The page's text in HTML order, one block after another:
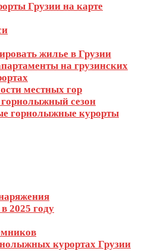
Грузии на карте
жилье в Грузии
на грузинских
местных гор
горнолыжный сезон
горнолыжные курорты
2025 году
курортах Грузии